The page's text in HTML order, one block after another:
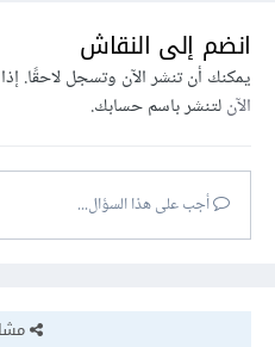
انضم إلى النقاش
يمكنك أن تنشر الآن وتسجل لاحقًا.
الآنلتنشر باسم حسابك.
أجب على هذا السؤال...